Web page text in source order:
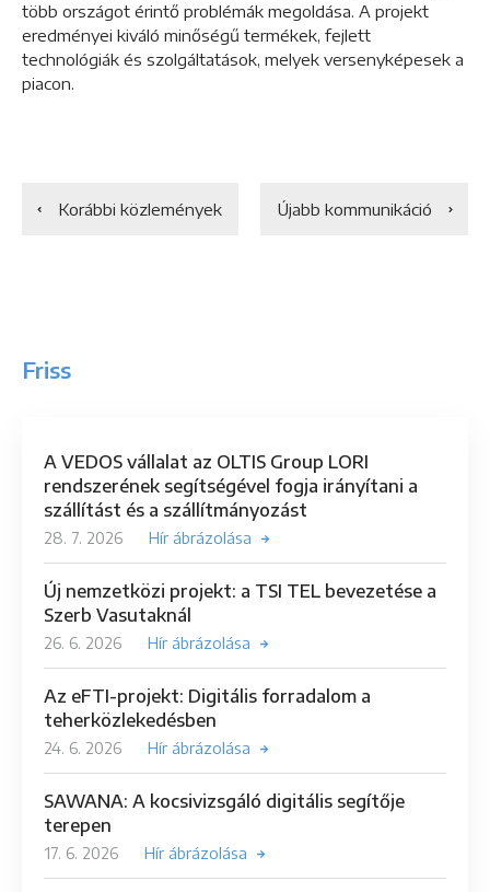
több országot érintő problémák megoldása. A projekt
eredményei kiváló minőségű termékek, fejlett
technológiák és szolgáltatások, melyek versenyképesek a
piacon.
Korábbi közlemények Újabb kommunikáció
Friss
A VEDOS vállalat az OLTIS Group LORI
rendszerének segítségével fogja irányítani a
szállítást és a szállítmányozást
28. 7. 2026 Hír ábrázolása
Új nemzetközi projekt: a TSI TEL bevezetése a
Szerb Vasutaknál
26. 6. 2026 Hír ábrázolása
Az eFTI-projekt: Digitális forradalom a
teherközlekedésben
24. 6. 2026 Hír ábrázolása
SAWANA: A kocsivizsgáló digitális segítője
terepen
17. 6. 2026 Hír ábrázolása